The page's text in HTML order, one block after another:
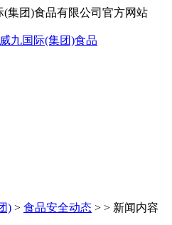
集团)食品有限公司官方网站
) > 食品安全动态 > > 新闻内容